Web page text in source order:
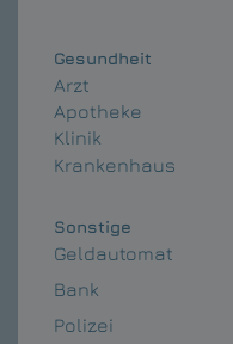
Gesundheit
Arzt
Apotheke
Klinik
Krankenhaus
Sonstige
Geldautomat
Bank
Polizei